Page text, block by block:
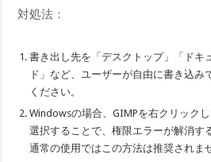
対処法：
書き出し先を「デスクトップ」「ドキ
ド」など、ユーザーが自由に書き込み
ください。
Windowsの場合、GIMPを右クリック
選択することで、権限エラーが解消す
通常の使用ではこの方法は推奨されま